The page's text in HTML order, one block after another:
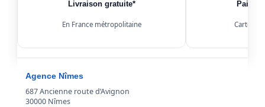
Livraison gratuite*
En France métropolitaine Carte,
Agence Nîmes
687 Ancienne route d’Avignon
30000 Nîmes